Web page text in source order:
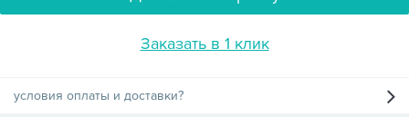
Заказать в 1 клик
условия оплаты и доставки?